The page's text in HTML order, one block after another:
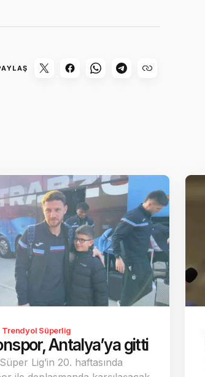
Trendyol Süperlig
Antalya’ya gitti
Lig’in 20. haftasında